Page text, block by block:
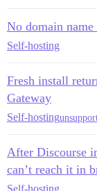
No domain name
Self-hosting
Fresh install
Gateway
Self-hosting
After Discourse
can’t reach it in